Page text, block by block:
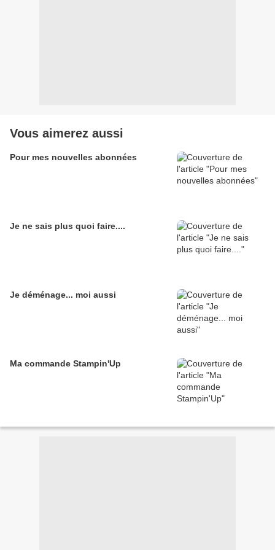
Vous aimerez aussi
Pour mes nouvelles abonnées
Je ne sais plus quoi faire....
Je déménage... moi aussi
Ma commande Stampin'Up